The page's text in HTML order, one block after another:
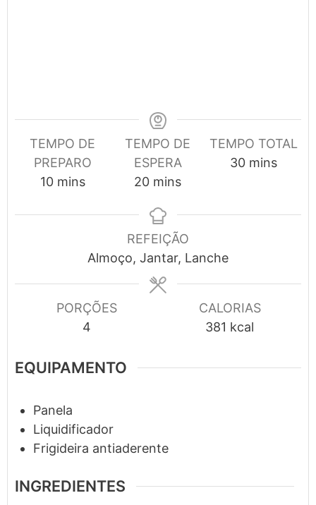
TEMPO DE
PREPARO
10minutes
mins
TEMPO DE
ESPERA
20minutes
mins
TEMPO TOTAL
30minutes
mins
REFEIÇÃO
Almoço, Jantar, Lanche
PORÇÕES
4
CALORIAS
381 kcal
EQUIPAMENTO
Panela
Liquidificador
Frigideira antiaderente
INGREDIENTES